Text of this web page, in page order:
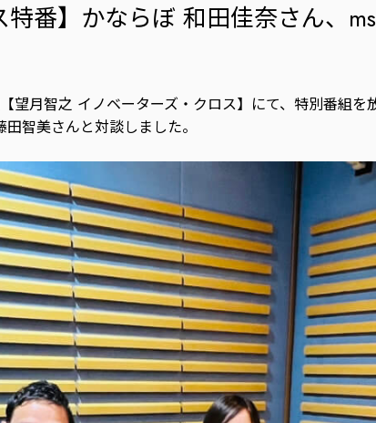
特番】かならぼ 和田佳奈さん、
望月智之 イノベーターズ・クロス】にて、特別番組
智美さんと対談しました。